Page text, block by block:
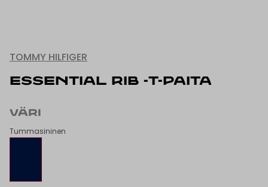
TOMMY HILFIGER
ESSENTIAL RIB -T-PAITA
VÄRI
Tummasininen